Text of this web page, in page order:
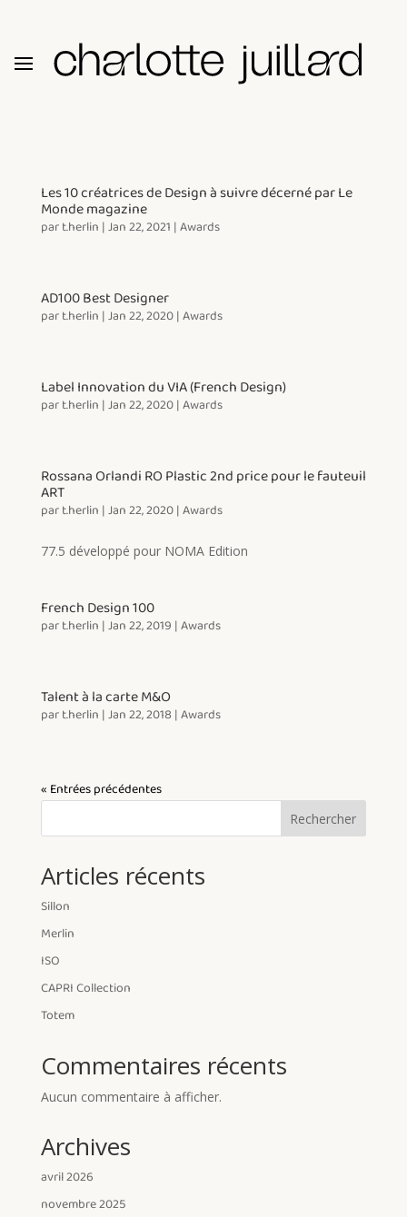
Les 10 créatrices de Design à suivre décerné par Le
Monde magazine
part.herlin |Jan 22, 2021 |Awards
AD100 Best Designer
part.herlin |Jan 22, 2020|Awards
Label Innovation du VIA (French Design)
part.herlin |Jan 22, 2020|Awards
Rossana Orlandi RO Plastic 2nd price pour le fauteuil
ART
part.herlin |Jan 22, 2020|Awards
77.5 développé pour NOMA Edition
French Design 100
part.herlin |Jan 22, 2019 |Awards
Talent à la carte M&O
part.herlin |Jan 22, 2018 |Awards
« Entrées précédentes
Rechercher
Articles récents
Sillon
Merlin
ISO
CAPRI Collection
Totem
Commentaires récents
Aucun commentaire à afficher.
Archives
avril 2026
novembre 2025